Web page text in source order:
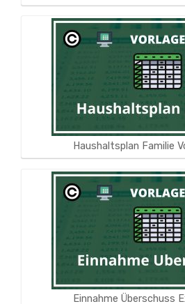
Haushaltsplan Familie
Einnahme Überschuss